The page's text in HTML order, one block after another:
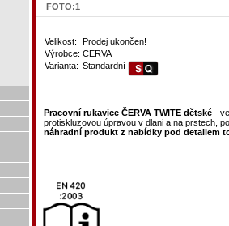
FOTO:1
Velikost:
Prodej ukončen!
Výrobce: CERVA
Varianta: Standardní
Pracovní rukavice ČERVA TWITE dětské -
protiskluzovou úpravou v dlani a na prstech,
náhradní produkt z nabídky pod detailem